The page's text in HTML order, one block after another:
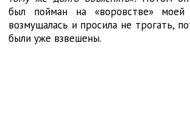
был пойман на «воровстве»
возмущалась и просила не трогать,
были уже взвешены.